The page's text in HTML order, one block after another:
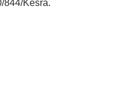
844/Kesra.